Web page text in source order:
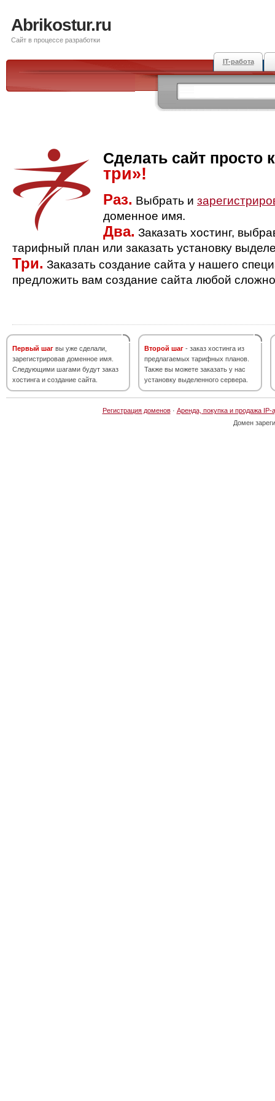
Abrikostur.ru
Сайт в процессе разработки
IT-работа
Сделать сайт просто
три»!
Раз. Выбрать и
доменное имя.
Два. Заказать хостинг,
тарифный план или заказать установку
Три. Заказать создание сайта у нашего
предложить вам создание сайта любой
Первый шаг вы уже сделали,
зарегистрировав доменное имя.
Следующими шагами будут заказ
хостинга и создание сайта.
Второй шаг - заказ хостинга из
предлагаемых тарифных планов.
Также вы можете заказать у нас
установку выделенного сервера.
Регистрация доменов· Аренда, покупка и продажа IP-
Домен